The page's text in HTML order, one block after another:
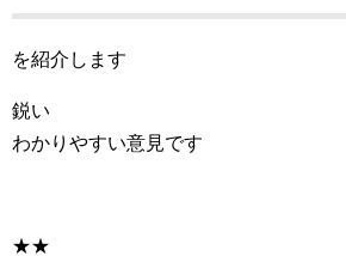
を紹介します
鋭い
わかりやすい意見です
★★